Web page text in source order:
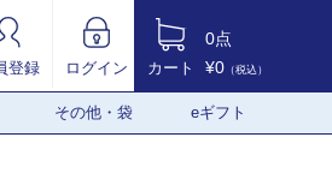
登録 ログイン カート
0点
¥0 （税込）
その他・袋 eギフト